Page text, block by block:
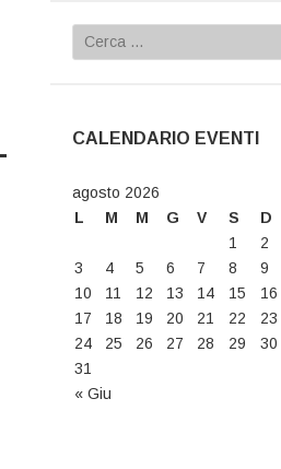
Ricerca per:
CALENDARIO EVENTI
agosto 2026
L
M M G V S D
« Giu
1
2
3
4 5 6 7 8
9
10
11 12 13 14 15
16
17
18 19 20 21 22
23
24
25 26 27 28 29
30
31